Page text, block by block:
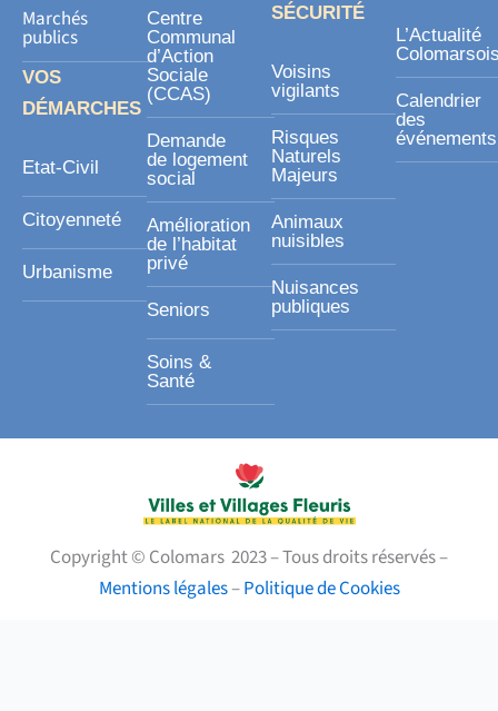
Marchés
publics
VOS
DÉMARCHES
Etat-Civil
Citoyenneté
Urbanisme
Centre
Communal
d’Action
Sociale
(CCAS)
Demande
de logement
social
Amélioration
de l’habitat
privé
Seniors
Soins &
Santé
SÉCURITÉ
Voisins
vigilants
Risques
Naturels
Majeurs
Animaux
nuisibles
Nuisances
publiques
L’Actualité
Calendrier
des
événements
Copyright © Colomars 2023 – Tous droits réservés –
Mentions légales–Politique de Cookies